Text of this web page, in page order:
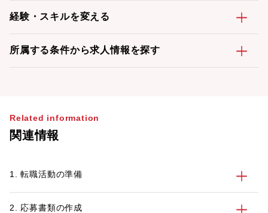
経験・スキルを変える
所属する条件から求人情報を探す
Related information
関連情報
1. 転職活動の準備
2. 応募書類の作成